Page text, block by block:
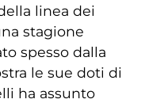
linea dei
stagione
spesso dalla
le sue doti di
ha assunto